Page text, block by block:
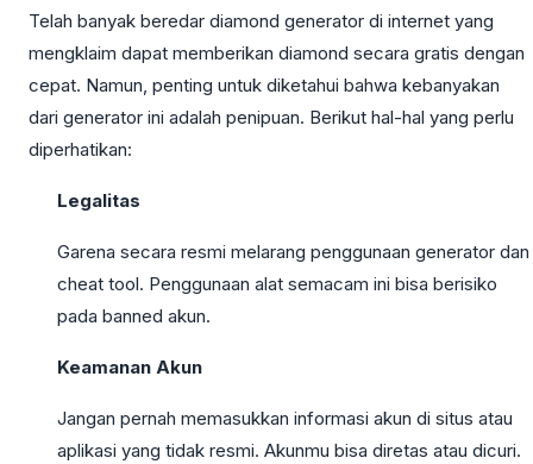
Telah banyak beredar diamond generator di internet yang
mengklaim dapat memberikan diamond secara gratis dengan
cepat. Namun, penting untuk diketahui bahwa kebanyakan
dari generator ini adalah penipuan. Berikut hal-hal yang perlu
diperhatikan:
Legalitas
Garena secara resmi melarang penggunaan generator dan
cheat tool. Penggunaan alat semacam ini bisa berisiko
pada banned akun.
Keamanan Akun
Jangan pernah memasukkan informasi akun di situs atau
aplikasi yang tidak resmi. Akunmu bisa diretas atau dicuri.